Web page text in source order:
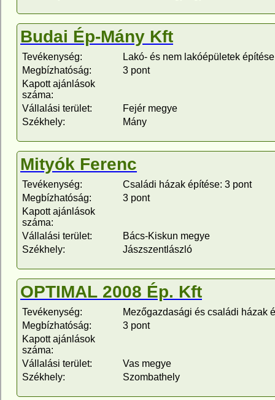
Budai Ép-Mány Kft
Tevékenység:
Lakó- és nem lakóépületek
Megbízhatóság:
3 pont
Kapott ajánlások
száma:
Vállalási terület:
Fejér megye
Székhely:
Mány
Mityók Ferenc
Tevékenység:
Családi házak építése: 3 pont
Megbízhatóság:
3 pont
Kapott ajánlások
száma:
Vállalási terület:
Bács-Kiskun megye
Székhely:
Jászszentlászló
OPTIMAL 2008 Ép. Kft
Tevékenység:
Mezőgazdasági és családi házak
Megbízhatóság:
3 pont
Kapott ajánlások
száma:
Vállalási terület:
Vas megye
Székhely:
Szombathely